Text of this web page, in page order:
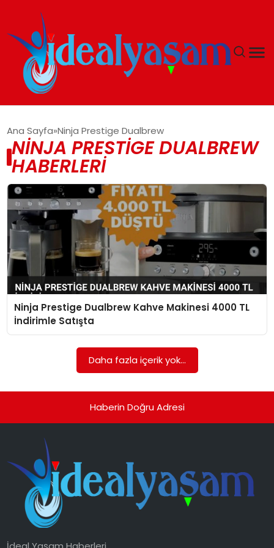
GÜNDEM
EKONOMI
İDEAL YAŞAM
İDEAL SPOR
YAŞAM
MAGAZIN
SOSYAL HABER
Ana Sayfa Ninja Prestige Dualbrew
NINJA PRESTIGE DUALBREW
HABERLERI
Ninja Prestige Dualbrew Kahve Makinesi 4000 TL
İndirimle Satışta
Daha fazla içerik yok...
Haberin Doğru Adresi